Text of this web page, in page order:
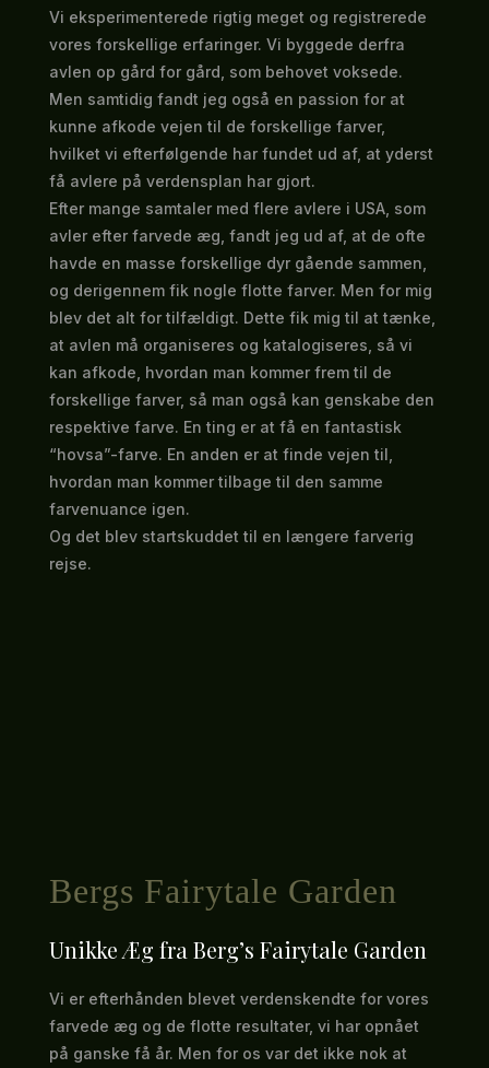
Vi eksperimenterede rigtig meget og registrerede
vores forskellige erfaringer. Vi byggede derfra
avlen op gård for gård, som behovet voksede.
Men samtidig fandt jeg også en passion for at
kunne afkode vejen til de forskellige farver,
hvilket vi efterfølgende har fundet ud af, at yderst
få avlere på verdensplan har gjort.
Efter mange samtaler med flere avlere i USA, som
avler efter farvede æg, fandt jeg ud af, at de ofte
havde en masse forskellige dyr gående sammen,
og derigennem fik nogle flotte farver. Men for mig
blev det alt for tilfældigt. Dette fik mig til at tænke,
at avlen må organiseres og katalogiseres, så vi
kan afkode, hvordan man kommer frem til de
forskellige farver, så man også kan genskabe den
respektive farve. En ting er at få en fantastisk
“hovsa”-farve. En anden er at finde vejen til,
hvordan man kommer tilbage til den samme
farvenuance igen.
Og det blev startskuddet til en længere farverig
rejse.
Bergs Fairytale Garden
Unikke Æg fra Berg’s Fairytale Garden
Vi er efterhånden blevet verdenskendte for vores
farvede æg og de flotte resultater, vi har opnået
på ganske få år. Men for os var det ikke nok at